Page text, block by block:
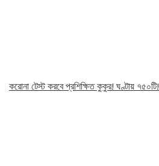
করোনা টেস্ট করবে প্রশিক্ষিত কুকুর! ঘণ্টায় ৭৫০টি!